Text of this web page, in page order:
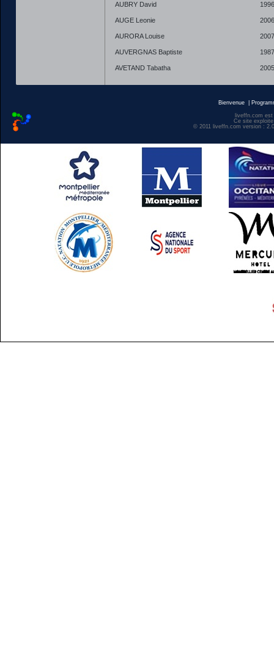
AUBRY David 1996
AUGE Leonie 2006
AURORA Louise 2007
AUVERGNAS Baptiste 1987
AVETAND Tabatha 2005
Bienvenue
liveffn.com
Ce site
© 2011 liveffn.com version :